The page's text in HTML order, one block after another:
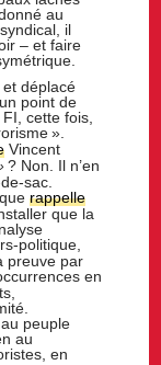
au
il
– et faire
déplacé
point de
cette fois,
».
Vincent
? Non. Il n’en
sac.
querappelle
que la
politique,
preuve par
en
peuple
au
en